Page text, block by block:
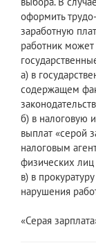
оформить
заработную
работник
а) в
содержащем
б) в налоговую
выплат «серой
налоговым
физических
в) в
нарушения
«Серая